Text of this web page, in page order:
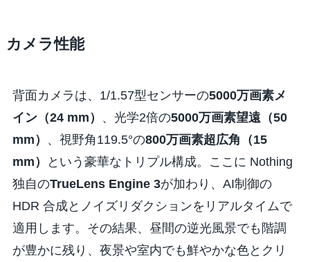
カメラ性能
背面カメラは、1/1.57型センサーの5000万画素メ
イン（24 mm）
、光学2倍の5000万画素望遠（50
mm）
、視野角119.5°の800万画素超広角（15
mm）
という豪華なトリプル構成。ここに Nothing
独自のTrueLens Engine 3が加わり、AI制御の
HDR 合成とノイズリダクションをリアルタイムで
適用します。その結果、昼間の逆光風景でも階調
が豊かに残り、夜景や室内でも鮮やかな色とクリ